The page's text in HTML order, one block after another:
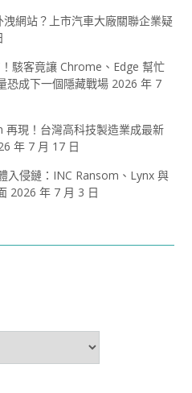
網站？上市汽車大廠關聯企業疑
駭客竟讓 Chrome、Edge 幫忙
成下一個隱藏戰場 2026 年 7
再現！台灣高科技製造業成最新
年 7 月 17 日
入侵鏈：INC Ransom、Lynx 與
2026 年 7 月 3 日